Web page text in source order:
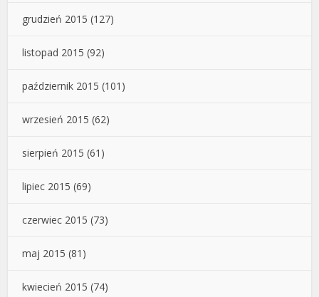
grudzień 2015 (127)
listopad 2015 (92)
październik 2015 (101)
wrzesień 2015 (62)
sierpień 2015 (61)
lipiec 2015 (69)
czerwiec 2015 (73)
maj 2015 (81)
kwiecień 2015 (74)